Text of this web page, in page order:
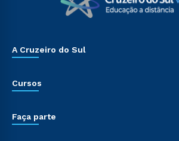
A Cruzeiro do Sul
Cursos
Faça parte